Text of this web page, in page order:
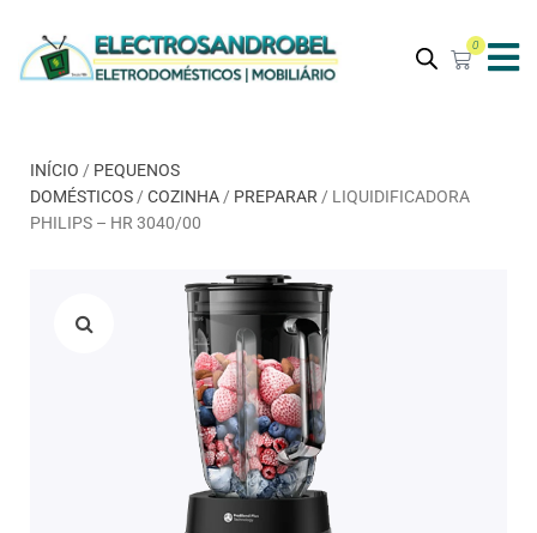
0
INÍCIO / PEQUENOS
DOMÉSTICOS / COZINHA / PREPARAR / LIQUIDIFICADORA
PHILIPS – HR 3040/00